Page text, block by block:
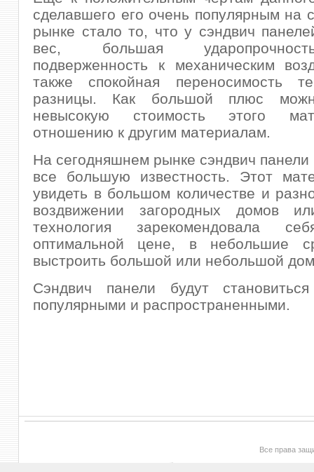
сделавшего его очень популярным на
рынке стало то, что у сэндвич
вес, большая
подверженность к механическим
также спокойная переносимость
разницы. Как большой плюс
невысокую стоимость этого
отношению к другим материалам.
На сегодняшнем рынке сэндвич панели
все большую известность. Этот
увидеть в большом количестве и
воздвижении загородных домов
технология зарекомендовала
оптимальной цене, в небольшие
выстроить большой или небольшой
Сэндвич панели будут
популярными и распространенными.
Все права